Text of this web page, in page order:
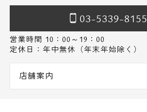
03-5339-8155
営業時間 10：00～19：00
定休日：年中無休（年末年始除く）
店舗案内